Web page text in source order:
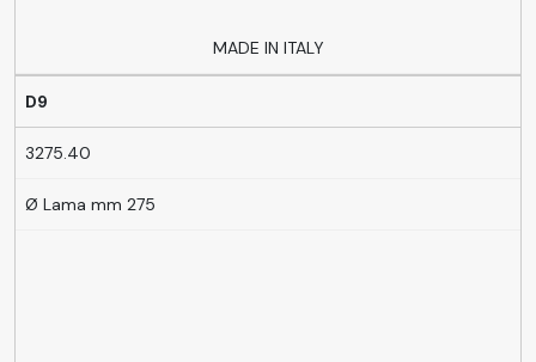
MADE IN ITALY
D9
3275.40
Ø Lama mm 275